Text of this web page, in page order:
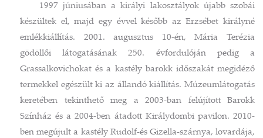
1997 júniusában a királyi lakosztályok újabb szobái
készültek el, majd egy évvel később az Erzsébet királyné
emlékkiállítás. 2001. augusztus 10-én, Mária Terézia
gödöllői látogatásának 250. évfordulóján pedig a
Grassalkovichokat és a kastély barokk időszakát megidéző
termekkel egészült ki az állandó kiállítás. Múzeumlátogatás
keretében tekinthető meg a 2003-ban felújított Barokk
Színház és a 2004-ben átadott Királydombi pavilon. 2010-
ben megújult a kastély Rudolf-és Gizella-szárnya, lovardája,